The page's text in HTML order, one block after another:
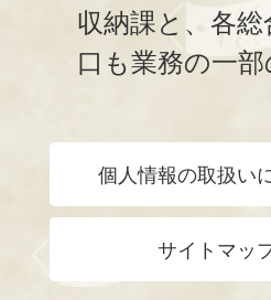
収納課と、 各総
口も業務の一部
個人情報の取扱い
サイトマッ